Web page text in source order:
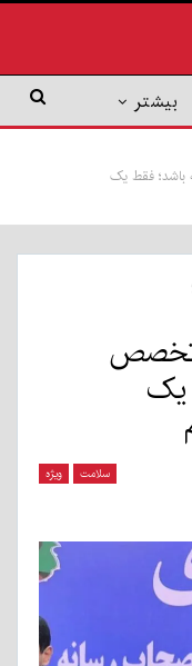
بیشتر
داشته باشد؛ فقط یک
باید ۸ فوق‌تخصص
یک
سلامت ویژه